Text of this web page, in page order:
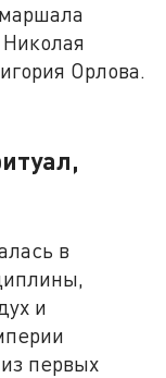
Орлова.
в
и
первых